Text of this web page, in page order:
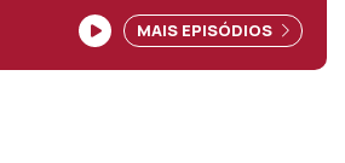
MAIS EPISÓDIOS